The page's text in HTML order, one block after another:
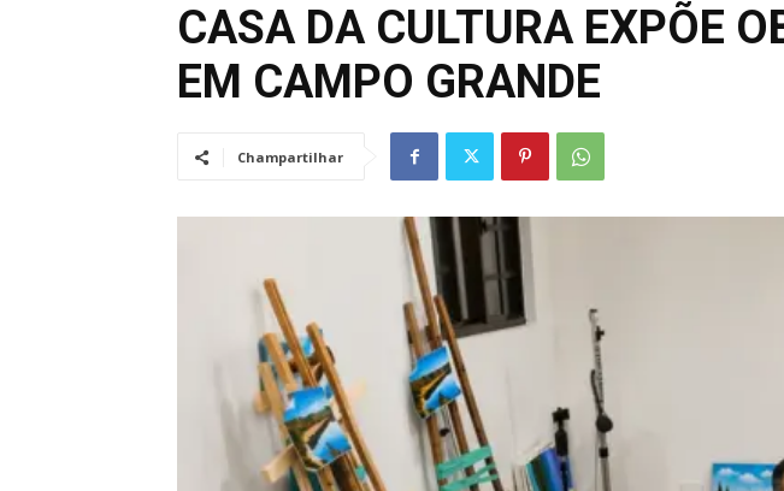
CASA DA CULTURA EXPÕE
EM CAMPO GRANDE
Champartilhar